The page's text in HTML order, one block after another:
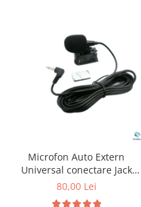
Microfon Auto Extern
Universal conectare Jack
3.5mm
80,00 Lei